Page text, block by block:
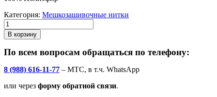
Категория: Мешкозашивочные нитки
В корзину
По всем вопросам обращаться по телефону:
8 (988) 616-11-77 – МТС, в т.ч. WhatsApp
или через форму обратной связи.